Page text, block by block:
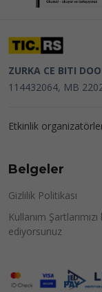
ZURKA CE BITI DOO
114432064, MB
Etkinlik
Belgeler
Gizlilik Politikası
Kullanım
ediyorsunuz